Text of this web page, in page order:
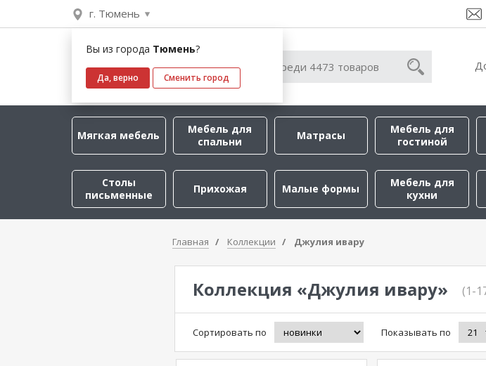
г. Тюмень
Вы из города Тюмень?
Да, верно Сменить город
Мягкая мебель
Мебель для
спальни
Матрасы
Мебель для
гостиной
Столы
письменные
Прихожая Малые формы
Мебель для
кухни
Главная Коллекции Джулия ивару
Коллекция «Джулия ивару» (1-
Сортировать по Показывать по